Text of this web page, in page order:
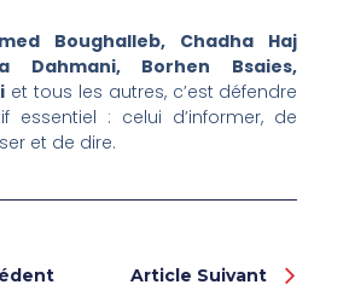
Boughalleb, Chadha Haj
Dahmani, Borhen Bsaies,
et tous les autres, c’est défendre
essentiel : celui d’informer, de
et de dire.
Article Suivant